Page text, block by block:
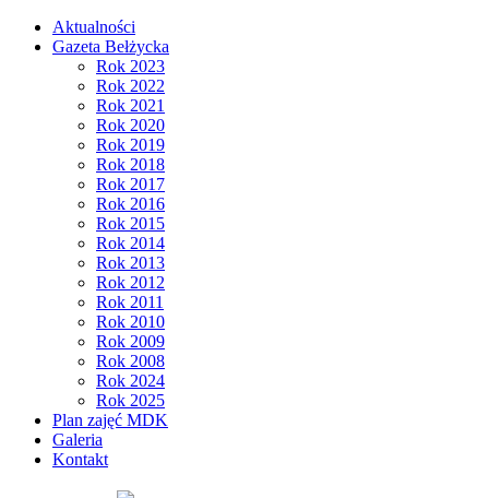
Aktualności
Gazeta Bełżycka
Rok 2023
Rok 2022
Rok 2021
Rok 2020
Rok 2019
Rok 2018
Rok 2017
Rok 2016
Rok 2015
Rok 2014
Rok 2013
Rok 2012
Rok 2011
Rok 2010
Rok 2009
Rok 2008
Rok 2024
Rok 2025
Plan zajęć MDK
Galeria
Kontakt